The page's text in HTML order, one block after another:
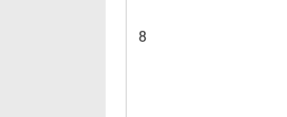
8